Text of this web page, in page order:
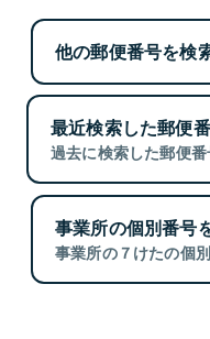
他の郵便番号を検
最近検索した郵便
過去に検索した郵便番
事業所の個別番号
事業所の７けたの個